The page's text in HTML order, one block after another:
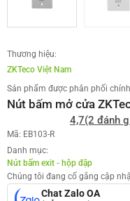
Thương hiệu:
ZKTeco Việt Nam
Sản phẩm được phân phối
Nút bấm mở cửa
4,7(2 đánh
Mã: EB103-R
Danh mục:
Nút bấm exit - hộp đập
Chúng tôi đang cố gắng cập
Chat Zalo OA